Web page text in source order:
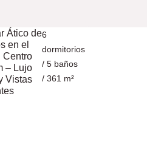
Ático de
en el
Centro
– Lujo
Vistas
6
dormitorios
/ 5 baños
/ 361 m²